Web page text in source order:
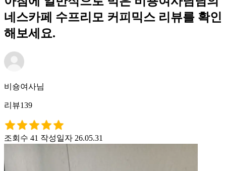
네스카페 수프리모 커피믹스 리뷰를 확인
해보세요.
비숑여사님
리뷰139
조회수 41 작성일자 26.05.31